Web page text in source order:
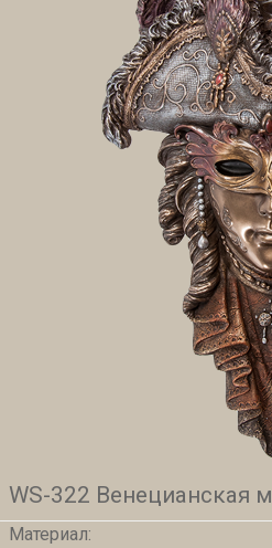
WS-322 Венецианская
Материал: